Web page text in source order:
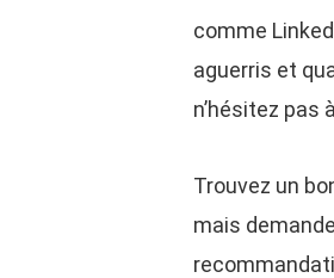
comme
aguerris et
n’hésitez
Trouvez un
mais